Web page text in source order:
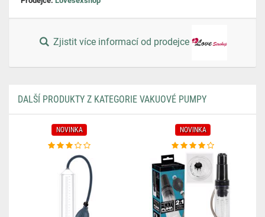
Zjistit více informací od prodejce
DALŠÍ PRODUKTY Z KATEGORIE VAKUOVÉ PUMPY
NOVINKA NOVINKA